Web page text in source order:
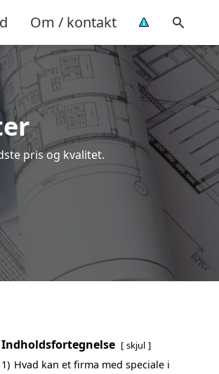
Om / kontakt
pris og kvalitet.
Indholdsfortegnelse skjul
1) Hvad kan et firma med speciale i